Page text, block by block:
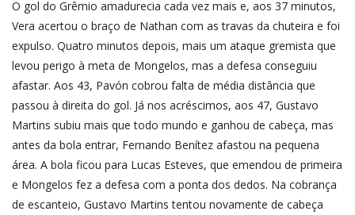
O gol do Grêmio amadurecia cada vez mais e, aos 37 minutos,
Vera acertou o braço de Nathan com as travas da chuteira e foi
expulso. Quatro minutos depois, mais um ataque gremista que
levou perigo à meta de Mongelos, mas a defesa conseguiu
afastar. Aos 43, Pavón cobrou falta de média distância que
passou à direita do gol. Já nos acréscimos, aos 47, Gustavo
Martins subiu mais que todo mundo e ganhou de cabeça, mas
antes da bola entrar, Fernando Benítez afastou na pequena
área. A bola ficou para Lucas Esteves, que emendou de primeira
e Mongelos fez a defesa com a ponta dos dedos. Na cobrança
de escanteio, Gustavo Martins tentou novamente de cabeça